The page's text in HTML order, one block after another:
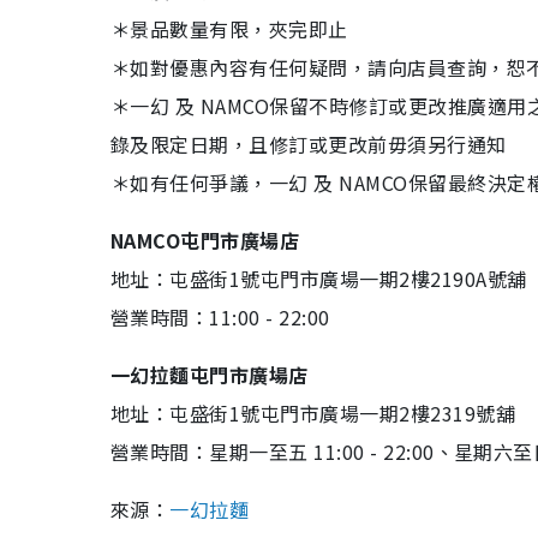
＊景品數量有限，夾完即止
＊如對優惠內容有任何疑問，請向店員查詢，恕
＊一幻 及 NAMCO保留不時修訂或更改推廣適
錄及限定日期，且修訂或更改前毋須另行通知
＊如有任何爭議，一幻 及 NAMCO保留最終決定
NAMCO屯門市廣場店
地址：屯盛街1號屯門市廣場一期2樓2190A號舖
營業時間：11:00 - 22:00
一幻拉麵屯門市廣場店
地址：屯盛街1號屯門市廣場一期2樓2319號舖
營業時間：星期一至五 11:00 - 22:00、星期六
來源： 一幻拉麵